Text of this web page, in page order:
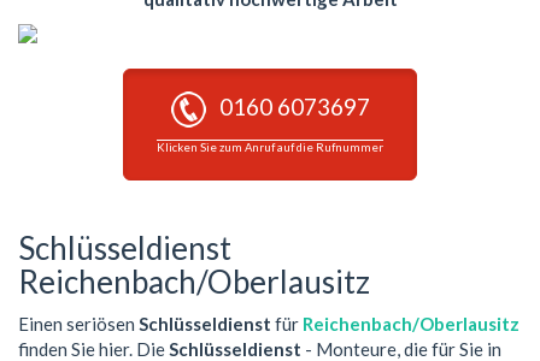
0160 6073697
Klicken Sie zum Anruf auf die Rufnummer
Schlüsseldienst
Reichenbach/Oberlausitz
Einen seriösen Schlüsseldienst für Reichenbach/Oberlausitz
finden Sie hier. DieSchlüsseldienst - Monteure, die für Sie in